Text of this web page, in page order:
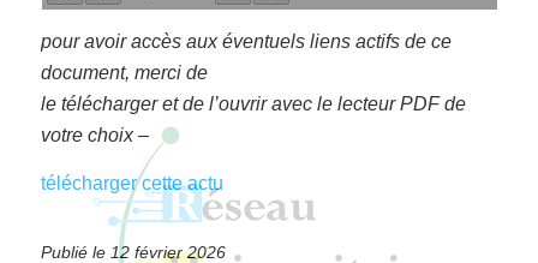
pour avoir accès aux éventuels liens actifs de ce
document, merci de
le télécharger et de l’ouvrir avec le lecteur PDF de
votre choix –
télécharger cette actu
12 février 2026